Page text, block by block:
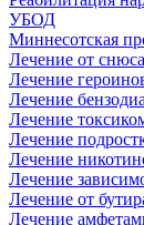
УБОД
Миннесотская
Лечение от снюса
Лечение
Лечение
Лечение
Лечение
Лечение
Лечение
Лечение от
Лечение